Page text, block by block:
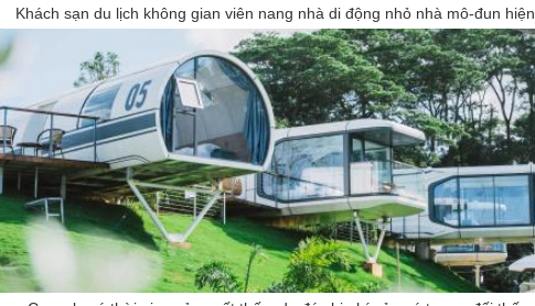
Để lại lời nhắn Chúng tôi sẽ gọi lại cho bạn sớm!
Khách sạn du lịch không gian viên nang nhà di động nhỏ nhà mô-đun